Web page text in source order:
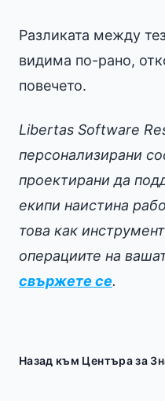
Разликата между
видима по-рано,
повечето.
Libertas Software
персонализирани
проектирани да
екипи наистина
това как
операциите на
свържете се.
Назад към Центъра за